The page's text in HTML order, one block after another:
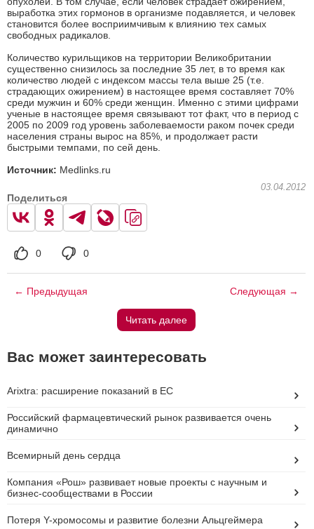
выработка этих гормонов в организме подавляется, и человек
становится более восприимчивым к влиянию тех самых
свободных радикалов.
Количество курильщиков на территории Великобритании
существенно снизилось за последние 35 лет, в то время как
количество людей с индексом массы тела выше 25 (т.е.
страдающих ожирением) в настоящее время составляет 70%
среди мужчин и 60% среди женщин. Именно с этими цифрами
ученые в настоящее время связывают тот факт, что в период с
2005 по 2009 год уровень заболеваемости раком почек среди
населения страны вырос на 85%, и продолжает расти
быстрыми темпами, по сей день.
Источник: Medlinks.ru
03.04.2012
Поделиться
0 0
← Предыдущая Следующая →
Читать далее
Вас может заинтересовать
Arixtra: расширение показаний в ЕС
Российский фармацевтический рынок развивается очень
динамично
Всемирный день сердца
Компания «Рош» развивает новые проекты с научным и
бизнес-сообществами в России
Потеря Y-хромосомы и развитие болезни Альцгеймера